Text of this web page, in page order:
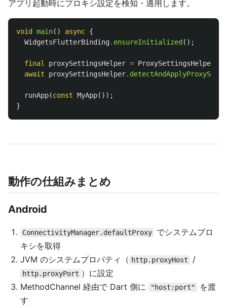
アプリ起動時にプロキシ設定を検知・適用します。
void main() async {
WidgetsFlutterBinding. ensureInitialized ();
final proxySettingsHelper = ProxySettingsHelper
await
proxySettingsHelper.
runApp(const MyApp());
}
動作の仕組みまとめ
Android
ConnectivityManager.defaultProxy
でシステムプロ
キシを取得
JVM のシステムプロパティ（ http.proxyHost /
http.proxyPort ）に設定
MethodChannel 経由で Dart 側に
"host:port"
を渡
す